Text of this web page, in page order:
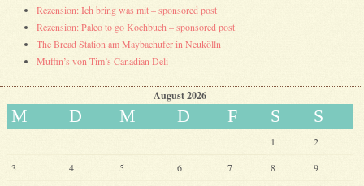
Rezension: Ich bring was mit – sponsored post
Rezension: Paleo to go Kochbuch – sponsored post
The Bread Station am Maybachufer in Neukölln
Muffin’s von Tim’s Canadian Deli
August 2026
M D M D F S S
1
2
3
4 5 6 7 8
9